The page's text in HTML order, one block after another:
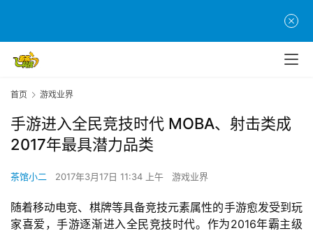
首页 游戏业界
手游进入全民竞技时代 MOBA、射击类成
2017年最具潜力品类
茶馆小二 2017年3月17日 11:34 上午 游戏业界
随着移动电竞、棋牌等具备竞技元素属性的手游愈发受到玩
家喜爱，手游逐渐进入全民竞技时代。作为2016年霸主级